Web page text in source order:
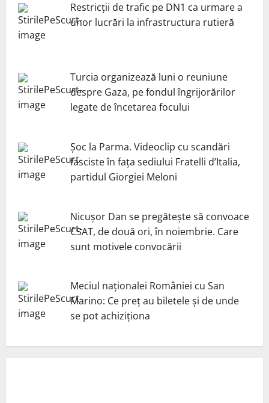
Restricții de trafic pe DN1 ca urmare a
unor lucrări la infrastructura rutieră
Turcia organizează luni o reuniune
despre Gaza, pe fondul îngrijorărilor
legate de încetarea focului
Șoc la Parma. Videoclip cu scandări
fasciste în fața sediului Fratelli d’Italia,
partidul Giorgiei Meloni
Nicuşor Dan se pregăteşte să convoace
CSAT, de două ori, în noiembrie. Care
sunt motivele convocării
Meciul naționalei României cu San
Marino: Ce preț au biletele și de unde
se pot achiziționa